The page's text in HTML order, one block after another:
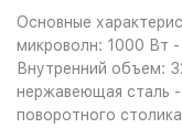
Основные
микроволн: 1000 Вт
Внутренний объем:
нержавеющая сталь
поворотного